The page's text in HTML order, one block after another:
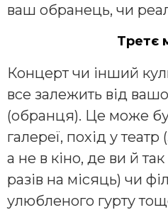
ваш обранець, чи
Третє
Концерт чи інший
все залежить від
(обранця). Це може
галереї, похід у
а не в кіно, де ви й
разів на місяць) чи
улюбленого гурту